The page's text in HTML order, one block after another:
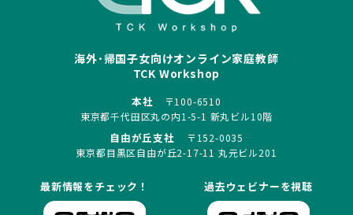
海外･帰国子女向けオンライン家庭教師
TCK Workshop
本社
〒100-6510
東京都千代田区丸の内1-5-1 新丸ビル10階
自由が丘支社
〒152-0035
東京都目黒区自由が丘2-17-11 丸元ビル201
最新情報をチェック！ 過去ウェビナーを視聴